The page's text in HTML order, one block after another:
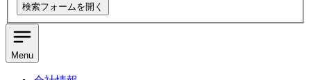
検索フォームを開く
Menu